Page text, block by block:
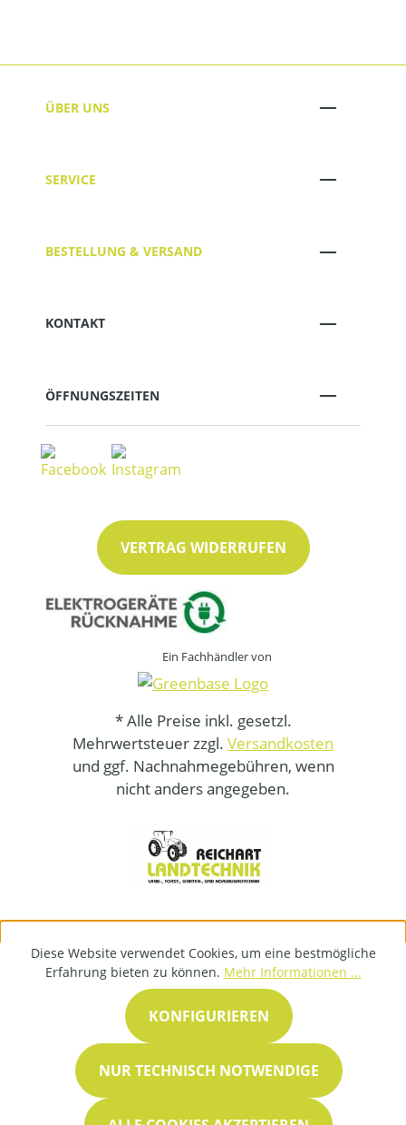
ÜBER UNS
SERVICE
BESTELLUNG & VERSAND
KONTAKT
ÖFFNUNGSZEITEN
VERTRAG WIDERRUFEN
Ein Fachhändler von
* Alle Preise inkl. gesetzl.
Mehrwertsteuer zzgl. Versandkosten
und ggf. Nachnahmegebühren, wenn
nicht anders angegeben.
Diese Website verwendet Cookies, um eine bestmögliche
Erfahrung bieten zu können. Mehr Informationen ...
NUR TECHNISCH NOTWENDIGE
KONFIGURIEREN